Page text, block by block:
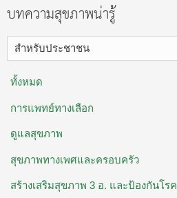
บทความสุขภาพน่ารู้
สำหรับประชาชน
ทั้งหมด
การแพทย์ทางเลือก
ดูแลสุขภาพ
สุขภาพทางเพศและครอบครัว
สร้างเสริมสุขภาพ 3 อ. ​และป้องกันโรค